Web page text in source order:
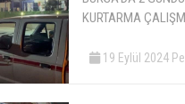
KURTARMA
19 Eylül 2024